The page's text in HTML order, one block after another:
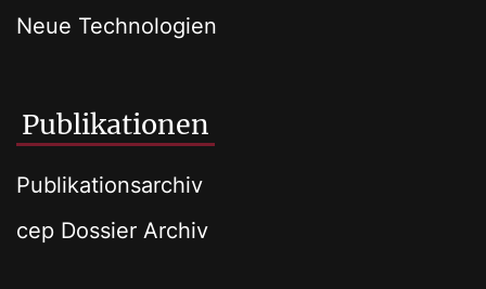
Neue Technologien
Publikationen
Publikationsarchiv
cep Dossier Archiv